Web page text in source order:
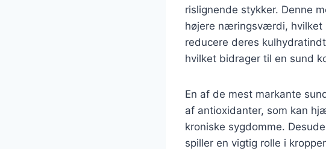
rislignende stykker. Denne
højere næringsværdi, hvilket
reducere deres
hvilket bidrager til en sund
En af de mest markante
af antioxidanter, som kan
kroniske sygdomme.
spiller en vigtig rolle i